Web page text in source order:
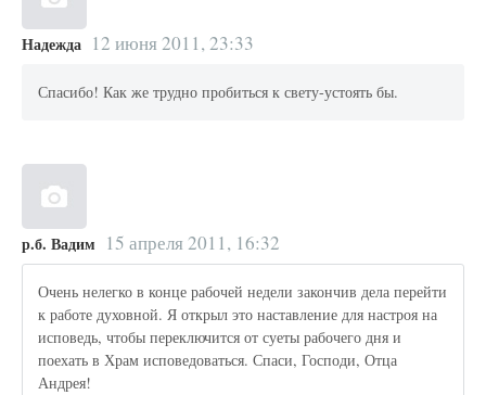
Надежда 12 июня 2011, 23:33
Спасибо! Как же трудно пробиться к свету-устоять бы.
р.б. Вадим 15 апреля 2011, 16:32
Очень нелегко в конце рабочей недели закончив дела перейти
к работе духовной. Я открыл это наставление для настроя на
исповедь, чтобы переключится от суеты рабочего дня и
поехать в Храм исповедоваться. Спаси, Господи, Отца
Андрея!